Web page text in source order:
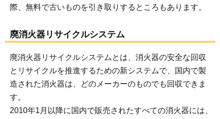
際、無料で古いものを引き取りするところもあります。
廃消火器リサイクルシステム
廃消火器リサイクルシステムとは、消火器の安全な回収
とリサイクルを推進するための新システムで、国内で製
造された消火器は、どのメーカーのものでも回収できま
す。
2010年1月以降に国内で販売されたすべての消火器には、